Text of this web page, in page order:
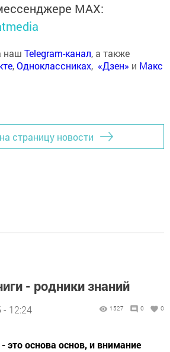
MАХ:
наш Telegram-канал, а также
,Одноклассниках, «Дзен» и Макс
страницу новости
- родники знаний
- 12:24 1527 0 0
это основа основ, и внимание